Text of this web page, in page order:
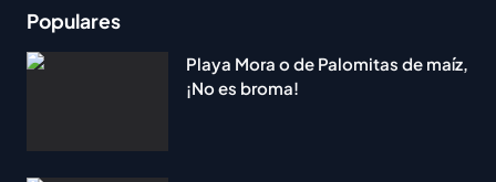
Populares
Playa Mora o de Palomitas de maíz,
¡No es broma!